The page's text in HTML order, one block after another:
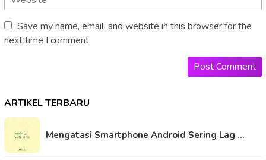
Save my name, email, and website in this browser for the
next time I comment.
ARTIKEL TERBARU
Mengatasi Smartphone Android Sering Lag …